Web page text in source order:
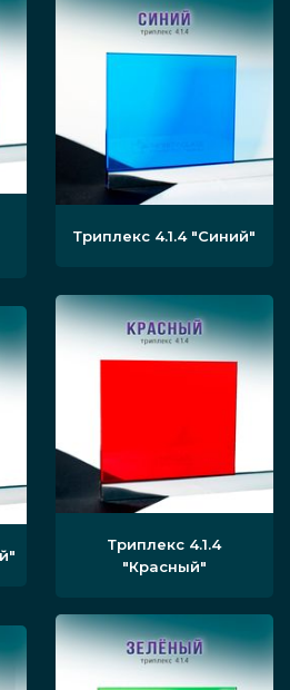
Триплекс 4.1.4"Синий"
Триплекс 4.1.4
"Красный"